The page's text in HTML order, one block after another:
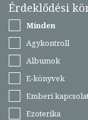
Érdeklődési
Minden
Agykontroll
Albumok
E-könyvek
Emberi
Ezoterika